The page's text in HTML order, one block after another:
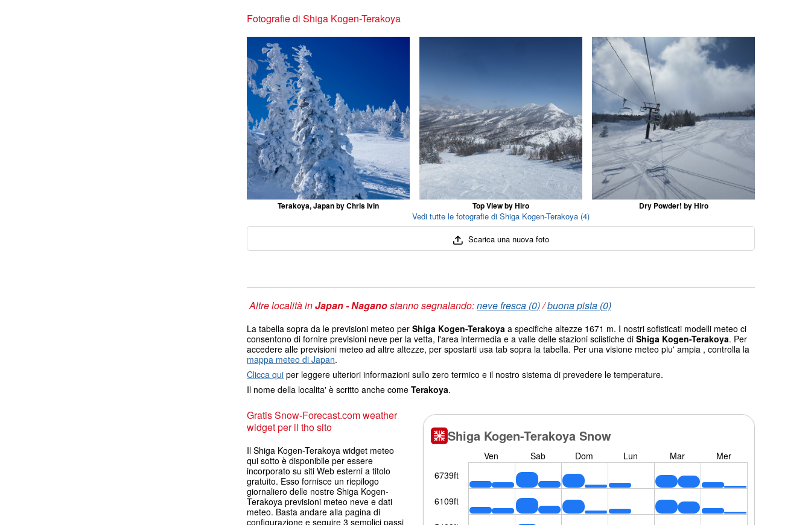
Fotografie di Shiga Kogen-Terakoya
Terakoya, Japan by Chris Ivin Top View by Hiro Dry Powder! by Hiro
Vedi tutte le fotografie di Shiga Kogen-Terakoya (4)
Scarica una nuova foto
Altre località inJapan - Naganostanno segnalando:neve fresca (0)/buona pista (0)
La tabella sopra da le previsioni meteo per Shiga Kogen-Terakoya a specifiche altezze 1671 m. I nostri sofisticati modelli meteo ci
consentono di fornire previsioni neve per la vetta, l'area intermedia e a valle delle stazioni sciistiche di Shiga Kogen-Terakoya. Per
accedere alle previsioni meteo ad altre altezze, per spostarti usa tab sopra la tabella. Per una visione meteo piu' ampia , controlla la
mappa meteo di Japan.
Clicca qui per leggere ulteriori informazioni sullo zero termico e il nostro sistema di prevedere le temperature.
Il nome della localita' è scritto anche come Terakoya.
Gratis Snow-Forecast.com weather
widget per il tho sito
Il Shiga Kogen-Terakoya widget meteo
qui sotto è disponibile per essere
incorporato su siti Web esterni a titolo
gratuito. Esso fornisce un riepilogo
giornaliero delle nostre Shiga Kogen-
Terakoya previsioni meteo neve e dati
meteo. Basta andare alla pagina di
configurazione e seguire 3 semplici passi